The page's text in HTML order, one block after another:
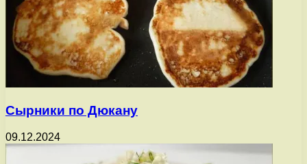
Сырники по Дюкану
09.12.2024